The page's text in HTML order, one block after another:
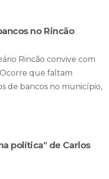
no Rincão
Rincão convive com
que faltam
de bancos no município,
política" de Carlos